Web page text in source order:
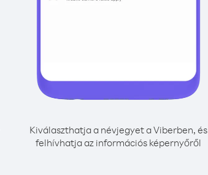
Kiválaszthatja a névjegyet a Viberben, és
felhívhatja az információs képernyőről